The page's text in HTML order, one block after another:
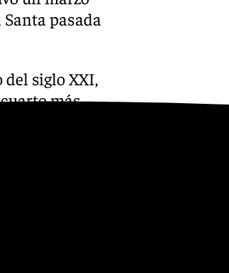
Santa pasada
del siglo XXI,
más
la mitad de
llegaron
país. Por